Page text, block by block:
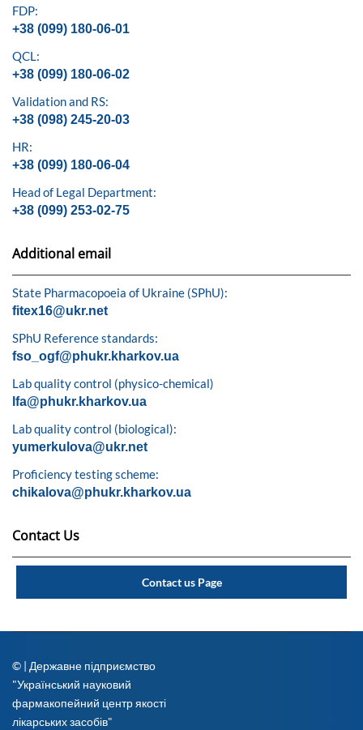
FDP:
+38 (099) 180-06-01
QCL:
+38 (099) 180-06-02
Validation and RS:
+38 (098) 245-20-03
HR:
+38 (099) 180-06-04
Head of Legal Department:
+38 (099) 253-02-75
Additional email
State Pharmacopoeia of Ukraine (SPhU):
fitex16@ukr.net
SPhU Reference standards:
fso_ogf@phukr.kharkov.ua
Lab quality control (physico-chemical)
lfa@phukr.kharkov.ua
Lab quality control (biological):
yumerkulova@ukr.net
Proficiency testing scheme:
chikalova@phukr.kharkov.ua
Contact Us
Contact us Page
© | Державне підприємство
"Український науковий
фармакопейний центр якості
лікарських засобів"